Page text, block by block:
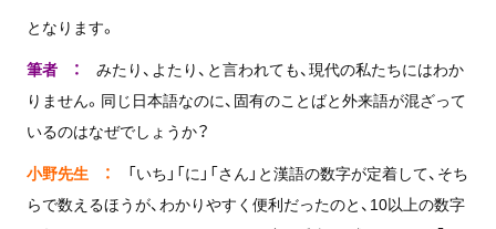
となります。
筆者 ： みたり、よたり、と言われても、現代の私たちにはわか
りません。同じ日本語なのに、固有のことばと外来語が混ざって
いるのはなぜでしょうか？
小野先生 ： 「いち」「に」「さん」と漢語の数字が定着して、そち
らで数えるほうが、わかりやすく便利だったのと、10以上の数字